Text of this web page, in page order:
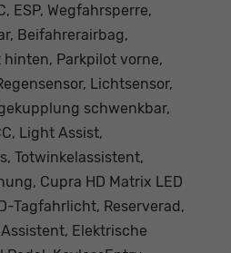
ESP, Wegfahrsperre,
Beifahrerairbag,
Parkpilot vorne,
Lichtsensor,
schwenkbar,
Light Assist,
Totwinkelassistent,
Cupra HD Matrix LED
Tagfahrlicht, Reserverad,
Elektrische